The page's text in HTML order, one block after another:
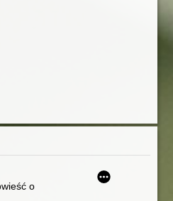
o przyjaźni